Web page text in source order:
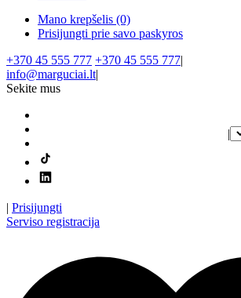
Mano krepšelis (0)
Prisijungti prie savo paskyros
+370 45 555 777 +370 45 555 777|
info@marguciai.lt|
Sekite mus
| Prisijungti
|
Serviso registracija